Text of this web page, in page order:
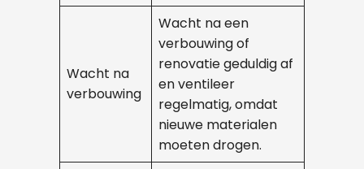
Wacht na
verbouwing
Wacht na een
verbouwing of
renovatie geduldig af
en ventileer
regelmatig, omdat
nieuwe materialen
moeten drogen.